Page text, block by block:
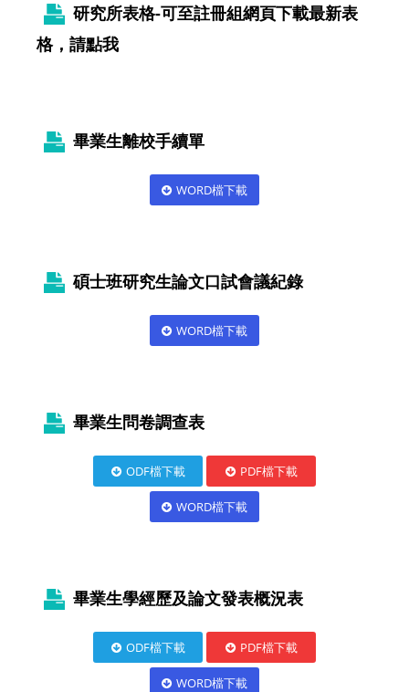
研究所表格-可至註冊組網頁下載最新表
格，請點我
畢業生離校手續單
WORD檔下載
碩士班研究生論文口試會議紀錄
WORD檔下載
畢業生問卷調查表
ODF檔下載 PDF檔下載
WORD檔下載
畢業生學經歷及論文發表概況表
ODF檔下載 PDF檔下載
WORD檔下載